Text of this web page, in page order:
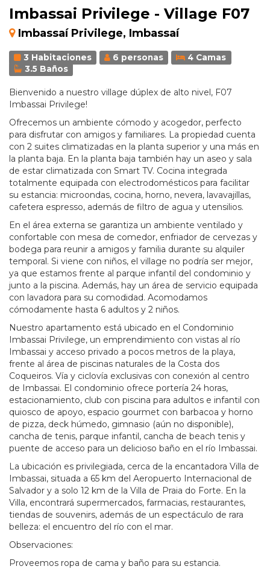
Imbassai Privilege - Village F07
Imbassaí Privilege, Imbassaí
3 Habitaciones 6 personas
4 Camas
3.5 Baños
Bienvenido a nuestro village dúplex de alto nivel, F07
Imbassai Privilege!
Ofrecemos un ambiente cómodo y acogedor, perfecto
para disfrutar con amigos y familiares. La propiedad cuenta
con 2 suites climatizadas en la planta superior y una más en
la planta baja. En la planta baja también hay un aseo y sala
de estar climatizada con Smart TV. Cocina integrada
totalmente equipada con electrodomésticos para facilitar
su estancia: microondas, cocina, horno, nevera, lavavajillas,
cafetera espresso, además de filtro de agua y utensilios.
En el área externa se garantiza un ambiente ventilado y
confortable con mesa de comedor, enfriador de cervezas y
bodega para reunir a amigos y familia durante su alquiler
temporal. Si viene con niños, el village no podría ser mejor,
ya que estamos frente al parque infantil del condominio y
junto a la piscina. Además, hay un área de servicio equipada
con lavadora para su comodidad. Acomodamos
cómodamente hasta 6 adultos y 2 niños.
Nuestro apartamento está ubicado en el Condominio
Imbassai Privilege, un emprendimiento con vistas al río
Imbassai y acceso privado a pocos metros de la playa,
frente al área de piscinas naturales de la Costa dos
Coqueiros. Vía y ciclovía exclusivas con conexión al centro
de Imbassai. El condominio ofrece portería 24 horas,
estacionamiento, club con piscina para adultos e infantil con
quiosco de apoyo, espacio gourmet con barbacoa y horno
de pizza, deck húmedo, gimnasio (aún no disponible),
cancha de tenis, parque infantil, cancha de beach tenis y
puente de acceso para un delicioso baño en el río Imbassai.
La ubicación es privilegiada, cerca de la encantadora Villa de
Imbassai, situada a 65 km del Aeropuerto Internacional de
Salvador y a solo 12 km de la Villa de Praia do Forte. En la
Villa, encontrará supermercados, farmacias, restaurantes,
tiendas de souvenirs, además de un espectáculo de rara
belleza: el encuentro del río con el mar.
Observaciones:
Proveemos ropa de cama y baño para su estancia.